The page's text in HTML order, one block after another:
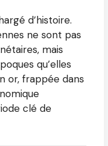
d’histoire.
ne sont pas
mais
qu’elles
or, frappée dans
clé de